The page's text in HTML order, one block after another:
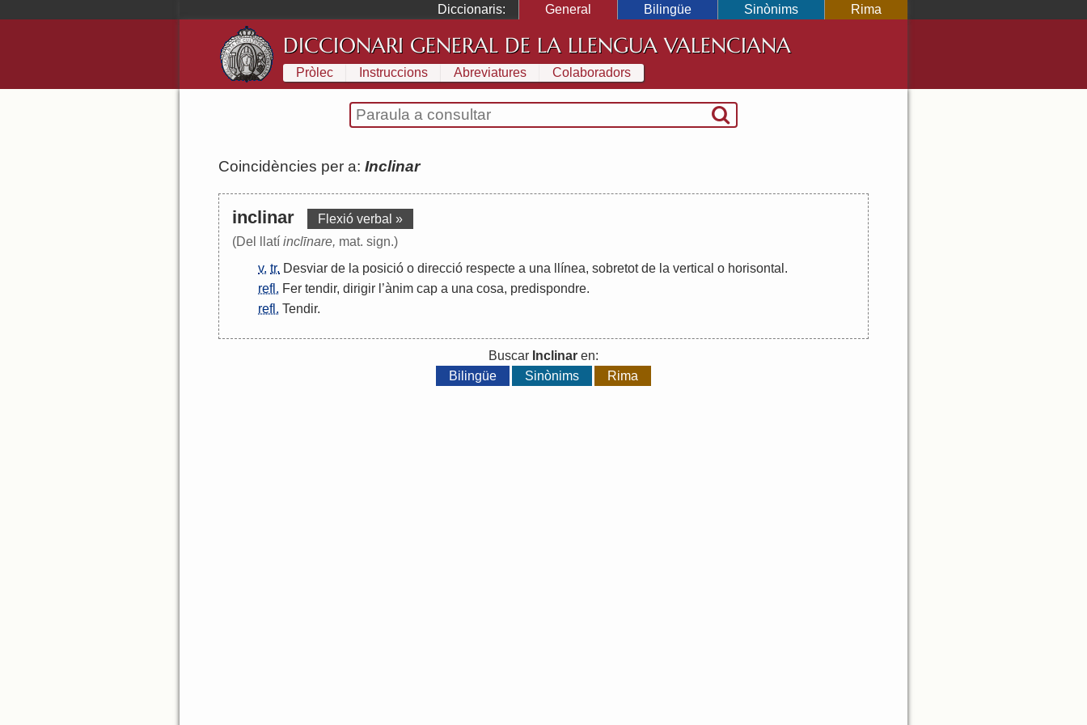
Diccionaris: General Bilingüe Sinònims Rima
DICCIONARI GENERAL DE LA LLENGUA VALENCIANA
Pròlec Instruccions Abreviatures Colaboradors
Coincidències per a: Inclinar
inclinar
Flexió verbal »
(Del llatí inclīnare, mat. sign.)
v. tr. Desviar de la posició o direcció respecte a una llínea, sobretot de la vertical o horisontal .
refl. Fer tendir, dirigir ’ànim cap a una cosa, predispondre.
refl. Tendir.
Buscar Inclinar en:
Bilingüe
Sinònims Rima